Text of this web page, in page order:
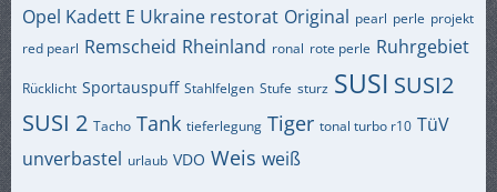
Opel Kadett E Ukraine restorat Original pearl perle projekt
red pearl Remscheid Rheinland ronal rote perle Ruhrgebiet
Rücklicht Sportauspuff Stahlfelgen Stufe sturz SUSI SUSI2
SUSI 2 Tacho Tank tieferlegung Tiger tonal turbo r10 TüV
unverbastel urlaub VDO Weis weiß